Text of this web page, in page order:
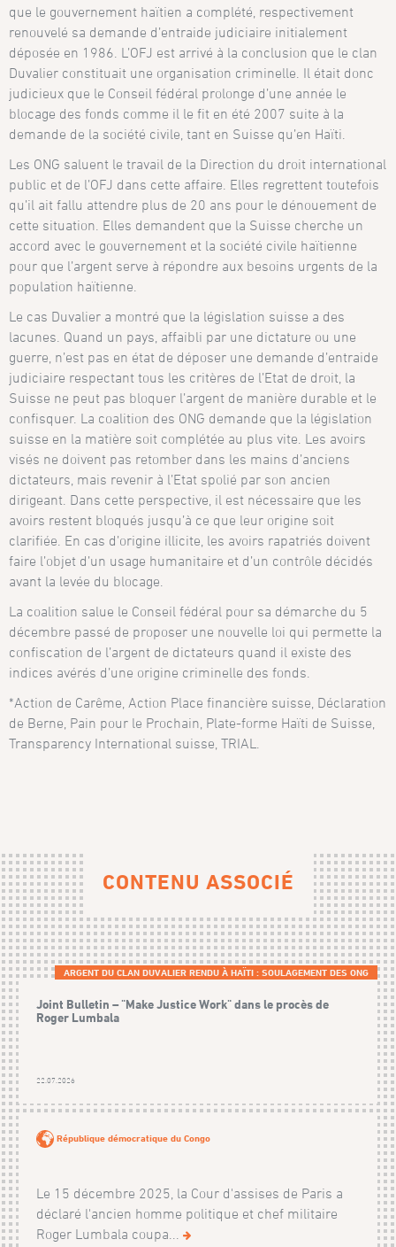
que le gouvernement haïtien a complété, respectivement
renouvelé sa demande d’entraide judiciaire initialement
déposée en 1986. L’OFJ est arrivé à la conclusion que le clan
Duvalier constituait une organisation criminelle. Il était donc
judicieux que le Conseil fédéral prolonge d’une année le
blocage des fonds comme il le fit en été 2007 suite à la
demande de la société civile, tant en Suisse qu’en Haïti.
Les ONG saluent le travail de la Direction du droit international
public et de l’OFJ dans cette affaire. Elles regrettent toutefois
qu’il ait fallu attendre plus de 20 ans pour le dénouement de
cette situation. Elles demandent que la Suisse cherche un
accord avec le gouvernement et la société civile haïtienne
pour que l’argent serve à répondre aux besoins urgents de la
population haïtienne.
Le cas Duvalier a montré que la législation suisse a des
lacunes. Quand un pays, affaibli par une dictature ou une
guerre, n’est pas en état de déposer une demande d’entraide
judiciaire respectant tous les critères de l’Etat de droit, la
Suisse ne peut pas bloquer l’argent de manière durable et le
confisquer. La coalition des ONG demande que la législation
suisse en la matière soit complétée au plus vite. Les avoirs
visés ne doivent pas retomber dans les mains d’anciens
dictateurs, mais revenir à l’Etat spolié par son ancien
dirigeant. Dans cette perspective, il est nécessaire que les
avoirs restent bloqués jusqu’à ce que leur origine soit
clarifiée. En cas d’origine illicite, les avoirs rapatriés doivent
faire l’objet d’un usage humanitaire et d’un contrôle décidés
avant la levée du blocage.
La coalition salue le Conseil fédéral pour sa démarche du 5
décembre passé de proposer une nouvelle loi qui permette la
confiscation de l’argent de dictateurs quand il existe des
indices avérés d’une origine criminelle des fonds.
*Action de Carême, Action Place financière suisse, Déclaration
de Berne, Pain pour le Prochain, Plate-forme Haïti de Suisse,
Transparency International suisse, TRIAL.
CONTENU ASSOCIÉ
ARGENT DU CLAN DUVALIER RENDU À HAÏTI : SOULAGEMENT DES ONG
Joint Bulletin – "Make Justice Work" dans le procès de
Roger Lumbala
22.07.2026
République démocratique du Congo
Le 15 décembre 2025, la Cour d'assises de Paris a
déclaré l'ancien homme politique et chef militaire
Roger Lumbala coupa...